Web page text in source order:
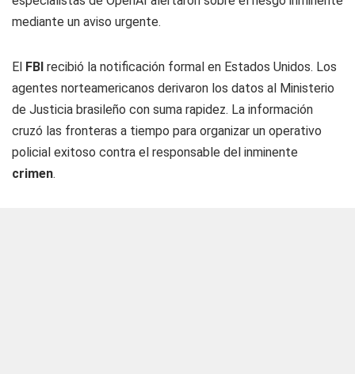
mediante un aviso urgente.
El FBI recibió la notificación formal en Estados Unidos. Los
agentes norteamericanos derivaron los datos al Ministerio
de Justicia brasileño con suma rapidez. La información
cruzó las fronteras a tiempo para organizar un operativo
policial exitoso contra el responsable del inminente
crimen.